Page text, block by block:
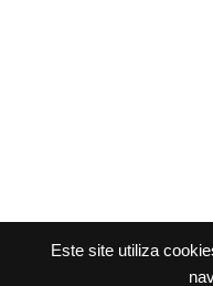
Este site utiliza